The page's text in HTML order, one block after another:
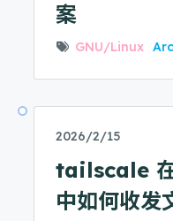
案
GNU/Linux
2026/2/15
tailscale
中如何收发